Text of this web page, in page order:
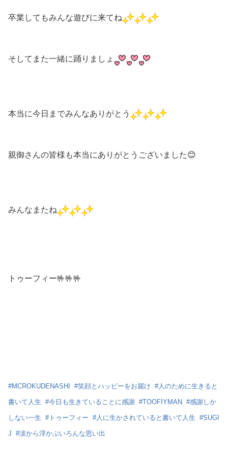
卒業してもみんな遊びに来てね
そしてまた一緒に踊りましょ
本当に今日までみんなありがとう
親御さんの皆様も本当にありがとうございました😊
みんなまたね
トゥーフィー🤟🤟🤟
#MCROKUDENASHI #笑顔とハッピーをお届け #人のために生きると
書いて人生 #今日も生きていることに感謝 #TOOFIYMAN #感謝しか
しない一生 #トゥーフィー #人に生かされていると書いて人生 #SUGI
J #涙から浮かぶいろんな思い出